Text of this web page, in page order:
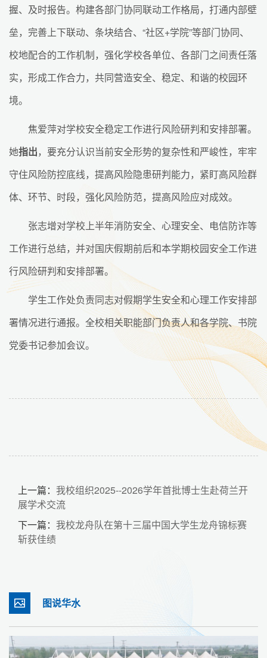
握、及时报告。构建各部门协同联动工作格局，打通内部壁
垒，完善上下联动、条块结合、“社区+学院”等部门协同、
校地配合的工作机制，强化学校各单位、各部门之间责任落
实，形成工作合力，共同营造安全、稳定、和谐的校园环
境。
焦爱萍对学校安全稳定工作进行风险研判和安排部署。
她指出，要充分认识当前安全形势的复杂性和严峻性，牢牢
守住风险防控底线，提高风险隐患研判能力，紧盯高风险群
体、环节、时段，强化风险防范，提高风险应对成效。
张志增对学校上半年消防安全、心理安全、电信防诈等
工作进行总结，并对国庆假期前后和本学期校园安全工作进
行风险研判和安排部署。
学生工作处负责同志对假期学生安全和心理工作安排部
署情况进行通报。全校相关职能部门负责人和各学院、书院
党委书记参加会议。
上一篇： 我校组织2025--2026学年首批博士生赴荷兰开
展学术交流
下一篇： 我校龙舟队在第十三届中国大学生龙舟锦标赛
斩获佳绩
图说华水